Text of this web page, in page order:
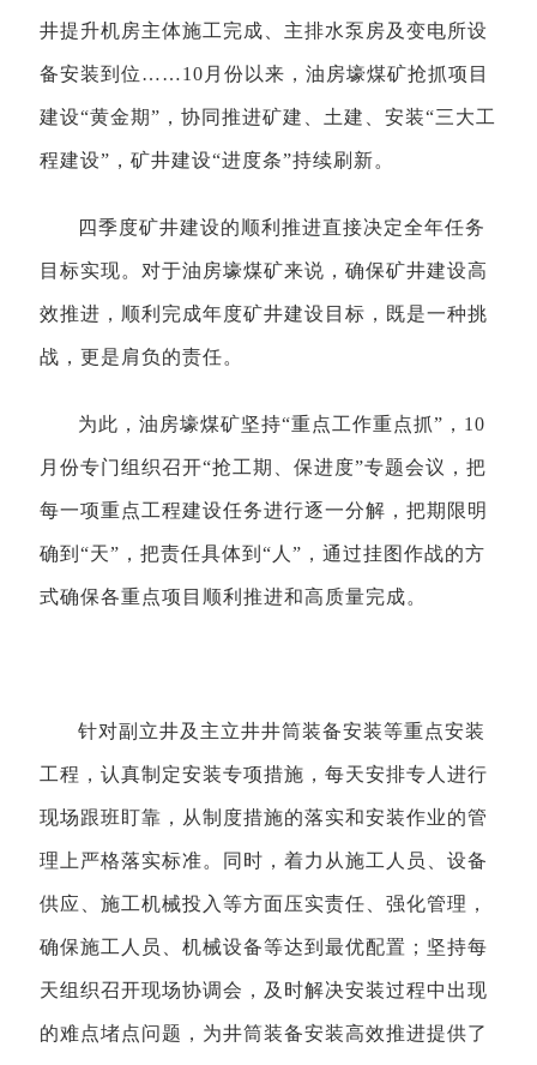
井提升机房主体施工完成、主排水泵房及变电所设
备安装到位……10月份以来，油房壕煤矿抢抓项目
建设“黄金期”，协同推进矿建、土建、安装“三大工
程建设”，矿井建设“进度条”持续刷新。
四季度矿井建设的顺利推进直接决定全年任务
目标实现。对于油房壕煤矿来说，确保矿井建设高
效推进，顺利完成年度矿井建设目标，既是一种挑
战，更是肩负的责任。
为此，油房壕煤矿坚持“重点工作重点抓”，10
月份专门组织召开“抢工期、保进度”专题会议，把
每一项重点工程建设任务进行逐一分解，把期限明
确到“天”，把责任具体到“人”，通过挂图作战的方
式确保各重点项目顺利推进和高质量完成。
针对副立井及主立井井筒装备安装等重点安装
工程，认真制定安装专项措施，每天安排专人进行
现场跟班盯靠，从制度措施的落实和安装作业的管
理上严格落实标准。同时，着力从施工人员、设备
供应、施工机械投入等方面压实责任、强化管理，
确保施工人员、机械设备等达到最优配置；坚持每
天组织召开现场协调会，及时解决安装过程中出现
的难点堵点问题，为井筒装备安装高效推进提供了